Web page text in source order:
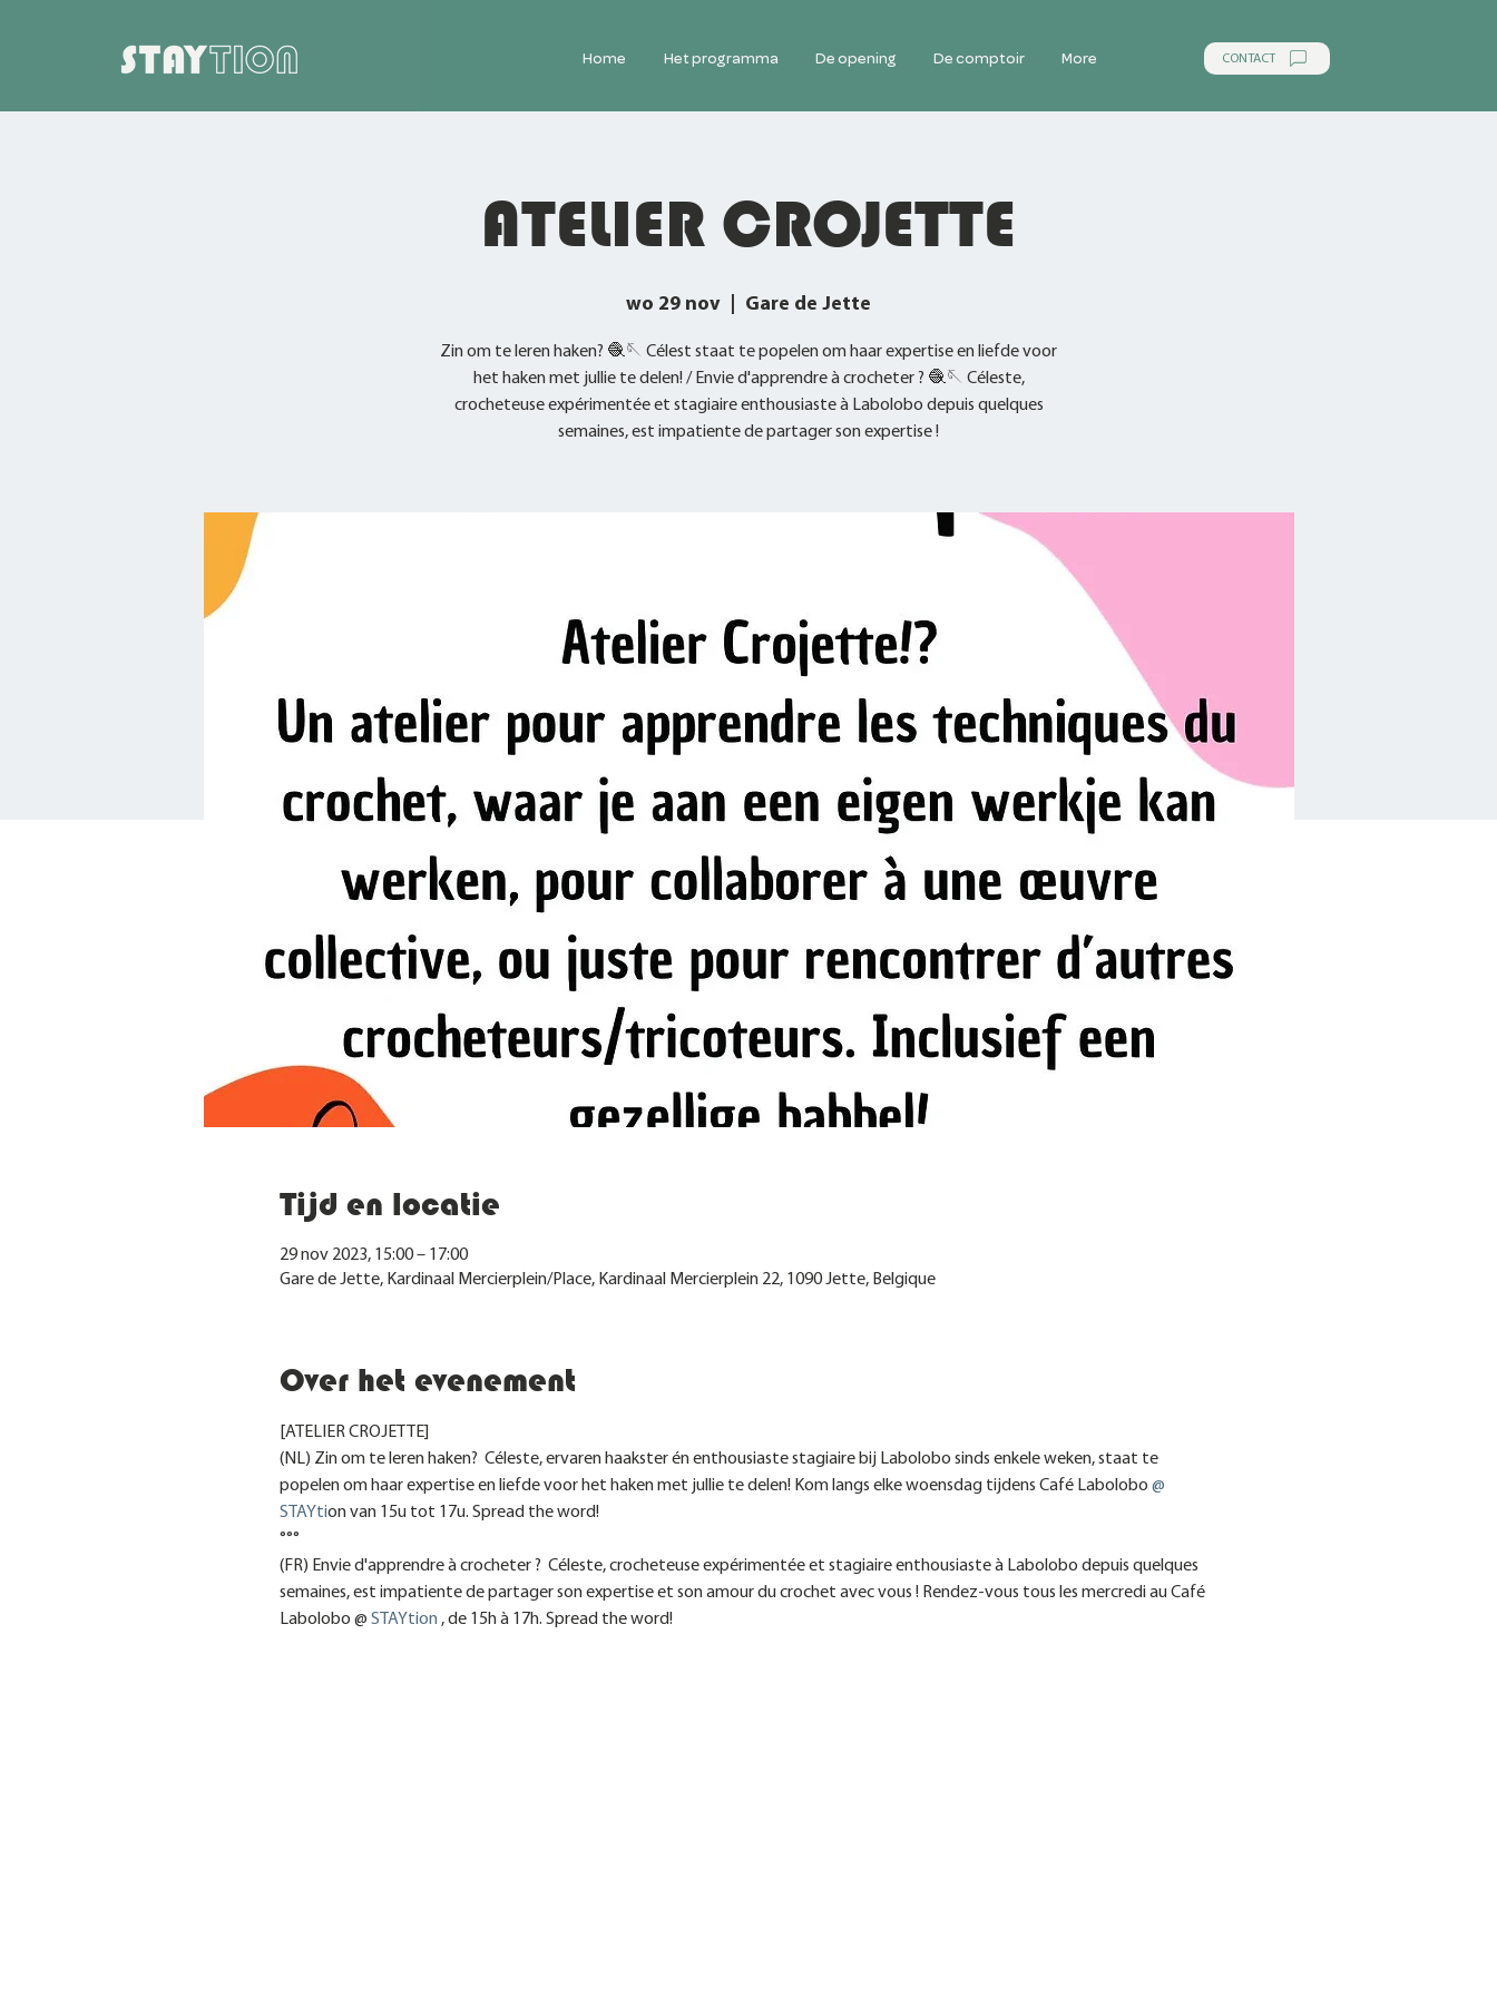
Home Het programma De opening De comptoir More CONTACT
ATELIER CROJETTE
wo 29 nov Gare de Jette
Zin om te leren haken? 🧶🪡 Célest staat te popelen om haar expertise en liefde voor
het haken met jullie te delen! / Envie d'apprendre à crocheter ? 🧶🪡 Céleste,
crocheteuse expérimentée et stagiaire enthousiaste à Labolobo depuis quelques
semaines, est impatiente de partager son expertise !
Tijd en locatie
29 nov 2023, 15:00 – 17:00
Gare de Jette, Kardinaal Mercierplein/Place, Kardinaal Mercierplein 22, 1090 Jette, Belgique
Over het evenement
[ATELIER CROJETTE]
(NL) Zin om te leren haken?  Céleste, ervaren haakster én enthousiaste stagiaire bij Labolobo sinds enkele weken, staat te
popelen om haar expertise en liefde voor het haken met jullie te delen! Kom langs elke woensdag tijdens Café Labolobo @
STAYtion van 15u tot 17u. Spread the word!
°°°
(FR) Envie d'apprendre à crocheter ?  Céleste, crocheteuse expérimentée et stagiaire enthousiaste à Labolobo depuis quelques
semaines, est impatiente de partager son expertise et son amour du crochet avec vous ! Rendez-vous tous les mercredi au Café
Labolobo @ STAYtion , de 15h à 17h. Spread the word!